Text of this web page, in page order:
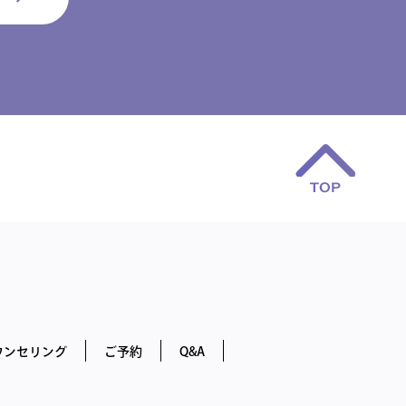
ンセリング ご予約 Q&A